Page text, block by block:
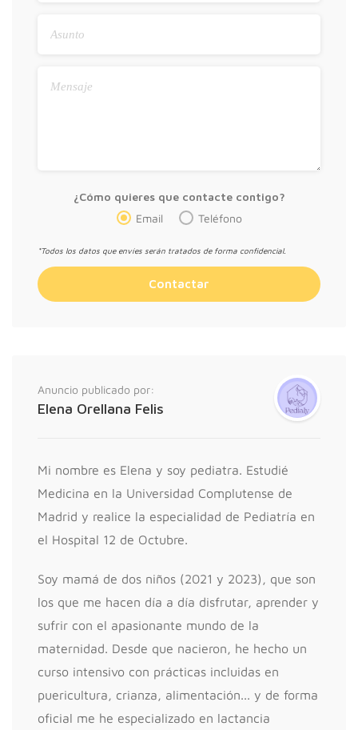
¿Cómo quieres que contacte contigo?
Email
Teléfono
*Todos los datos que envíes serán tratados de forma confidencial.
Anuncio publicado por:
Elena Orellana Felis
Mi nombre es Elena y soy pediatra. Estudié
Medicina en la Universidad Complutense de
Madrid y realice la especialidad de Pediatría en
el Hospital 12 de Octubre.
Soy mamá de dos niños (2021 y 2023), que son
los que me hacen día a día disfrutar, aprender y
sufrir con el apasionante mundo de la
maternidad. Desde que nacieron, he hecho un
curso intensivo con prácticas incluidas en
puericultura, crianza, alimentación... y de forma
oficial me he especializado en lactancia